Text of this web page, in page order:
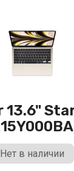
13.6"
Нет в наличии